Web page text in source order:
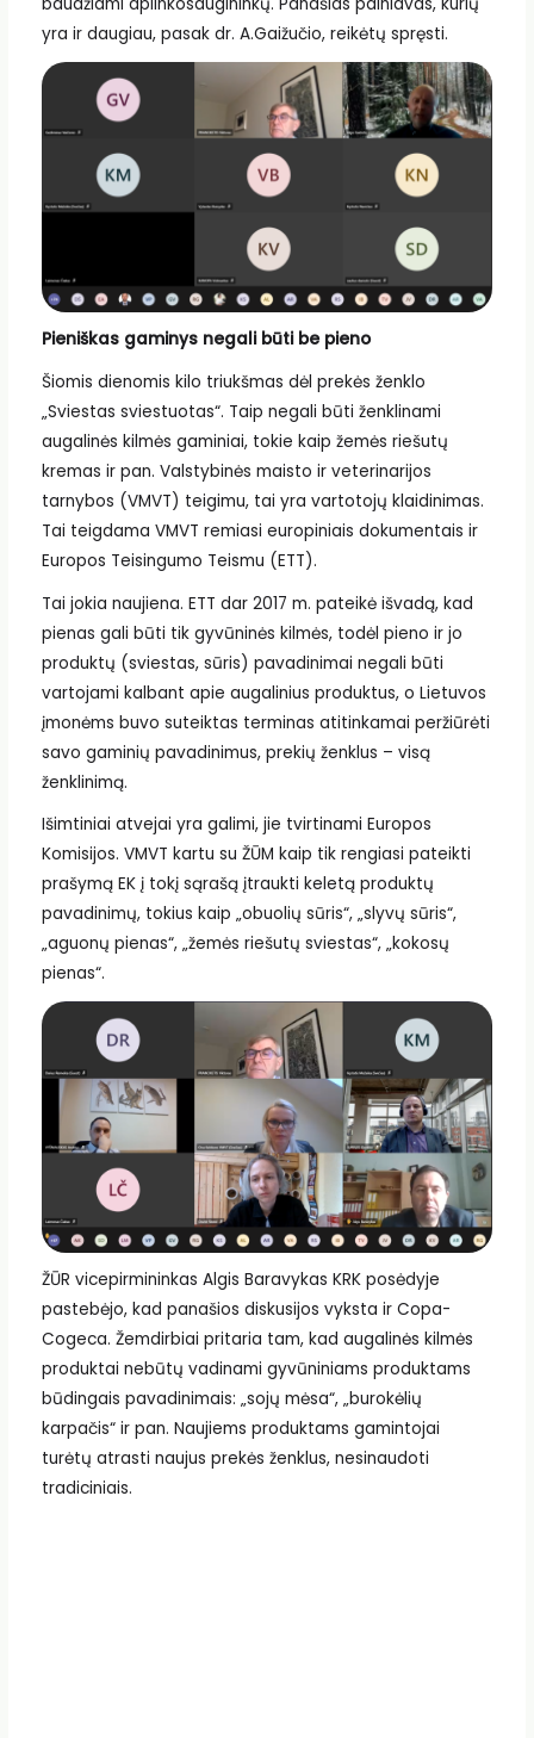
yra ir daugiau, pasak dr. A.Gaižučio, reikėtų spręsti.
Pieniškas gaminys negali būti be pieno
Šiomis dienomis kilo triukšmas dėl prekės ženklo
„Sviestas sviestuotas“. Taip negali būti ženklinami
augalinės kilmės gaminiai, tokie kaip žemės riešutų
kremas ir pan. Valstybinės maisto ir veterinarijos
tarnybos (VMVT) teigimu, tai yra vartotojų klaidinimas.
Tai teigdama VMVT remiasi europiniais dokumentais ir
Europos Teisingumo Teismu (ETT).
Tai jokia naujiena. ETT dar 2017 m. pateikė išvadą, kad
pienas gali būti tik gyvūninės kilmės, todėl pieno ir jo
produktų (sviestas, sūris) pavadinimai negali būti
vartojami kalbant apie augalinius produktus, o Lietuvos
įmonėms buvo suteiktas terminas atitinkamai peržiūrėti
savo gaminių pavadinimus, prekių ženklus – visą
ženklinimą.
Išimtiniai atvejai yra galimi, jie tvirtinami Europos
Komisijos. VMVT kartu su ŽŪM kaip tik rengiasi pateikti
prašymą EK į tokį sąrašą įtraukti keletą produktų
pavadinimų, tokius kaip „obuolių sūris“, „slyvų sūris“,
„aguonų pienas“, „žemės riešutų sviestas“, „kokosų
pienas“.
ŽŪR vicepirmininkas Algis Baravykas KRK posėdyje
pastebėjo, kad panašios diskusijos vyksta ir Copa-
Cogeca. Žemdirbiai pritaria tam, kad augalinės kilmės
produktai nebūtų vadinami gyvūniniams produktams
būdingais pavadinimais: „sojų mėsa“, „burokėlių
karpačis“ ir pan. Naujiems produktams gamintojai
turėtų atrasti naujus prekės ženklus, nesinaudoti
tradiciniais.